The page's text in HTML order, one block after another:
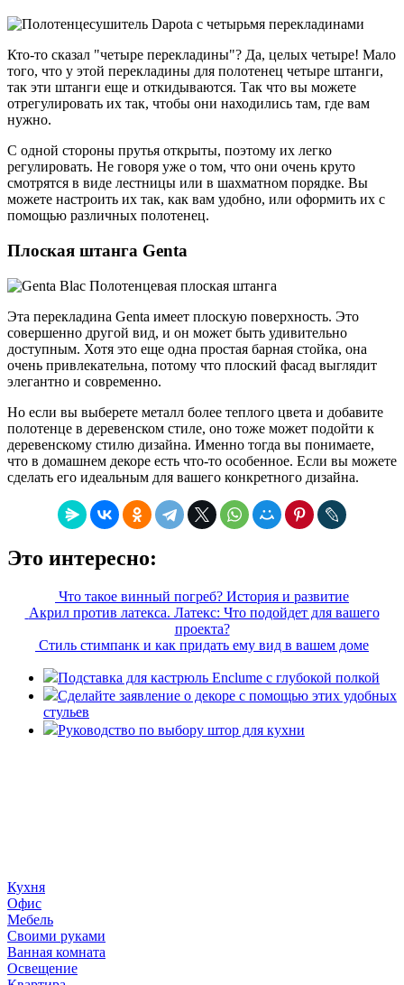
Кто-то сказал "четыре перекладины"? Да, целых четыре! Мало
того, что у этой перекладины для полотенец четыре штанги,
так эти штанги еще и откидываются. Так что вы можете
отрегулировать их так, чтобы они находились там, где вам
нужно.
С одной стороны прутья открыты, поэтому их легко
регулировать. Не говоря уже о том, что они очень круто
смотрятся в виде лестницы или в шахматном порядке. Вы
можете настроить их так, как вам удобно, или оформить их с
помощью различных полотенец.
Плоская штанга Genta
Эта перекладина Genta имеет плоскую поверхность. Это
совершенно другой вид, и он может быть удивительно
доступным. Хотя это еще одна простая барная стойка, она
очень привлекательна, потому что плоский фасад выглядит
элегантно и современно.
Но если вы выберете металл более теплого цвета и добавите
полотенце в деревенском стиле, оно тоже может подойти к
деревенскому стилю дизайна. Именно тогда вы понимаете,
что в домашнем декоре есть что-то особенное. Если вы можете
сделать его идеальным для вашего конкретного дизайна.
Это интересно:
Что такое винный погреб? История и развитие
Акрил против латекса. Латекс: Что подойдет для вашего
проекта?
Стиль стимпанк и как придать ему вид в вашем доме
Подставка для кастрюль Enclume с глубокой полкой
Сделайте заявление о декоре с помощью этих удобных
стульев
Руководство по выбору штор для кухни
Кухня
Офис
Мебель
Своими руками
Ванная комната
Освещение